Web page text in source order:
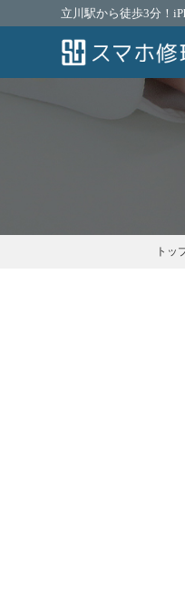
立川駅から徒歩3分！
トッ